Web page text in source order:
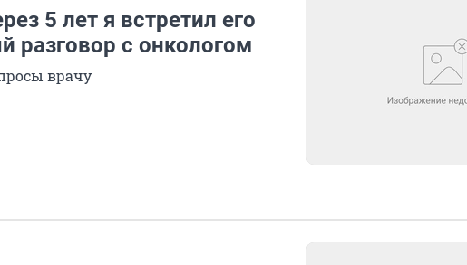
5 лет я встретил его
разговор с онкологом
врачу